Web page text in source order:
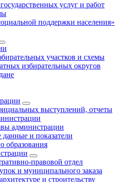
услуг и работ
поддержки населения»
участков и схемы
избирательных округов
выступлений, отчеты
администрации
данные и показатели
образования
правовой отдел
и муниципального заказа
и строительству